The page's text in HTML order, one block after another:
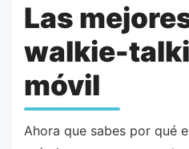
Las
walkie-
móvil
Ahora que sabes por qué